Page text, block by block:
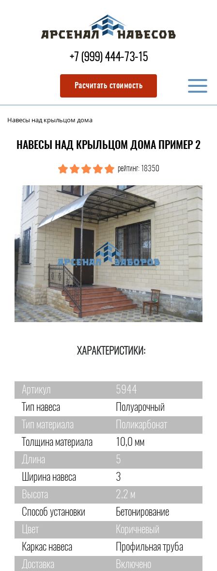
+7 (999) 444-73-15
Расчитать стоимость
Навесы над крыльцом дома
НАВЕСЫ НАД КРЫЛЬЦОМ ДОМА ПРИМЕР 2
рейтинг: 18350
ХАРАКТЕРИСТИКИ:
Артикул
5944
Тип навеса
Полуарочный
Тип материала
Поликарбонат
Толщина материала
10,0 мм
Длина
5
Ширина навеса
3
Высота
2,2 м
Способ установки
Бетонирование
Цвет
Коричневый
Каркас навеса
Профильная труба
Доставка
Включено